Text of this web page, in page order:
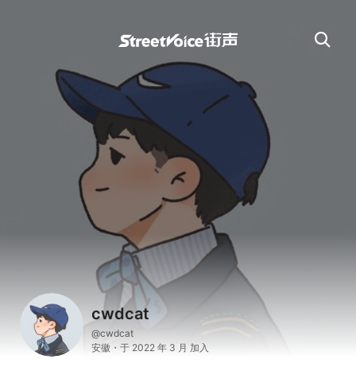
cwdcat
@cwdcat
安徽・于 2022 年 3 月 加入